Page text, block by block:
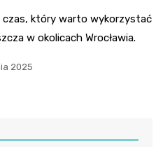
który warto wykorzystać
w okolicach Wrocławia.
2025